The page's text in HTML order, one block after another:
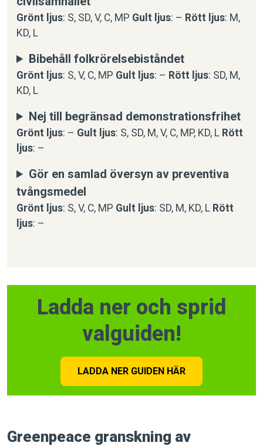
Grönt ljus: S, SD, V, C, MP Gult ljus: – Rött ljus: M,
KD, L
Bibehåll folkrörelsebiståndet
Grönt ljus: S, V, C, MP Gult ljus: – Rött ljus: SD, M,
KD, L
Nej till begränsad demonstrationsfrihet
Grönt ljus: – Gult ljus: S, SD, M, V, C, MP, KD, L Rött
ljus: –
Gör en samlad översyn av preventiva
tvångsmedel
Grönt ljus: S, V, C, MP Gult ljus: SD, M, KD, L Rött
ljus: –
Ladda ner och sprid
valguiden!
LADDA NER GUIDEN HÄR
Greenpeace granskning av